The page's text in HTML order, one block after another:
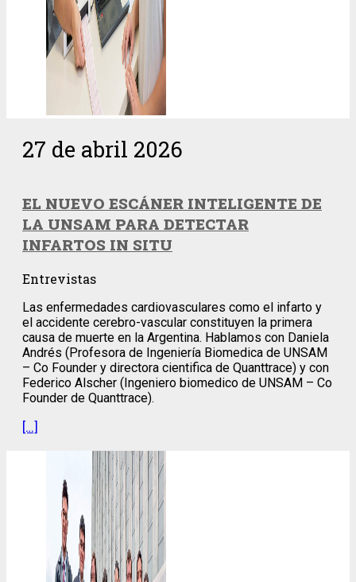
27 de abril 2026
EL NUEVO ESCÁNER INTELIGENTE DE
LA UNSAM PARA DETECTAR
INFARTOS IN SITU
Entrevistas
Las enfermedades cardiovasculares como el infarto y
el accidente cerebro-vascular constituyen la primera
causa de muerte en la Argentina. Hablamos con Daniela
Andrés (Profesora de Ingeniería Biomedica de UNSAM
– Co Founder y directora cientifica de Quanttrace) y con
Federico Alscher (Ingeniero biomedico de UNSAM – Co
Founder de Quanttrace).
[…]